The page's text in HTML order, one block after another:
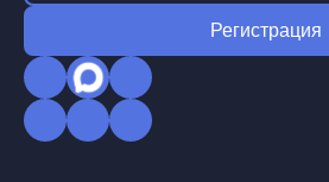
Регистрация